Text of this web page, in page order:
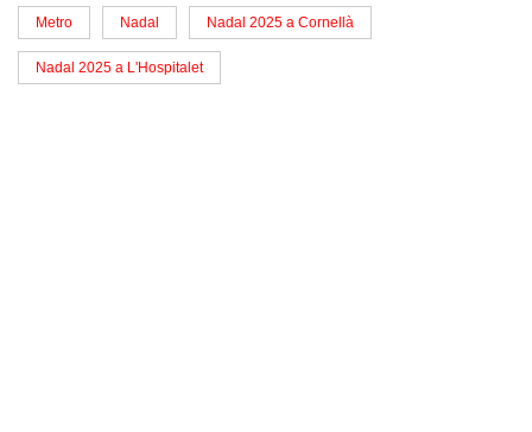
Metro Nadal Nadal 2025 a Cornellà
Nadal 2025 a L'Hospitalet